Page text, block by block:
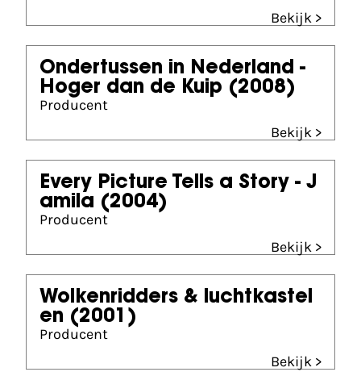
Bekijk >
Ondertussen in Nederland -
Hoger dan de Kuip (2008)
Producent
Bekijk >
Every Picture Tells a Story - J
amila (2004)
Producent
Bekijk >
Wolkenridders & luchtkastel
en (2001)
Producent
Bekijk >